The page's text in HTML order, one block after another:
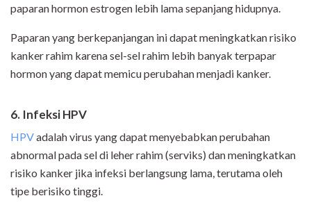
paparan hormon estrogen lebih lama sepanjang hidupnya.
Paparan yang berkepanjangan ini dapat meningkatkan risiko
kanker rahim karena sel-sel rahim lebih banyak terpapar
hormon yang dapat memicu perubahan menjadi kanker.
6. Infeksi HPV
HPVadalah virus yang dapat menyebabkan perubahan
abnormal pada sel di leher rahim (serviks) dan meningkatkan
risiko kanker jika infeksi berlangsung lama, terutama oleh
tipe berisiko tinggi.